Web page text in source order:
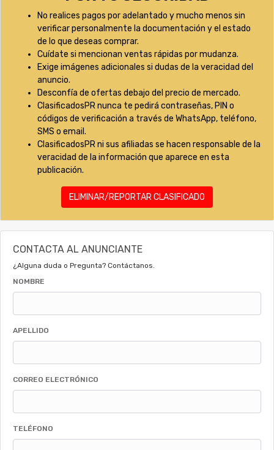
No realices pagos por adelantado y mucho menos sin
verificar personalmente la documentación y el estado
de lo que deseas comprar.
Cuídate si mencionan ventas rápidas por mudanza.
Exige imágenes adicionales si dudas de la veracidad del
anuncio.
Desconfía de ofertas debajo del precio de mercado.
ClasificadosPR nunca te pedirá contraseñas, PIN o
códigos de verificación a través de WhatsApp, teléfono,
SMS o email.
ClasificadosPR ni sus afiliadas se hacen responsable de la
veracidad de la información que aparece en esta
publicación.
ELIMINAR/REPORTAR CLASIFICADO
CONTACTA AL ANUNCIANTE
¿Alguna duda o Pregunta? Contáctanos.
NOMBRE
APELLIDO
CORREO ELECTRÓNICO
TELÉFONO